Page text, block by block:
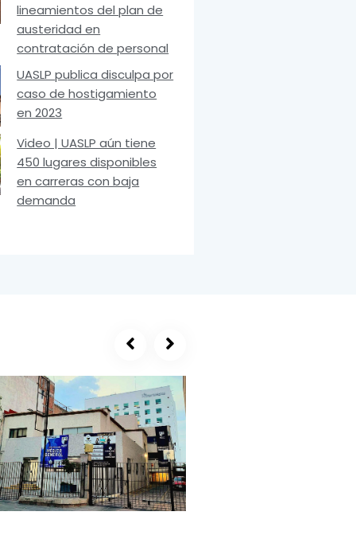
lineamientos del plan de
austeridad en
contratación de personal
UASLP publica disculpa por
caso de hostigamiento
en 2023
Video | UASLP aún tiene
450 lugares disponibles
en carreras con baja
demanda